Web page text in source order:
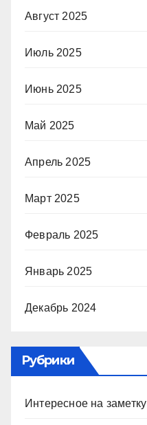
Август 2025
Июль 2025
Июнь 2025
Май 2025
Апрель 2025
Март 2025
Февраль 2025
Январь 2025
Декабрь 2024
Рубрики
Интересное на заметку